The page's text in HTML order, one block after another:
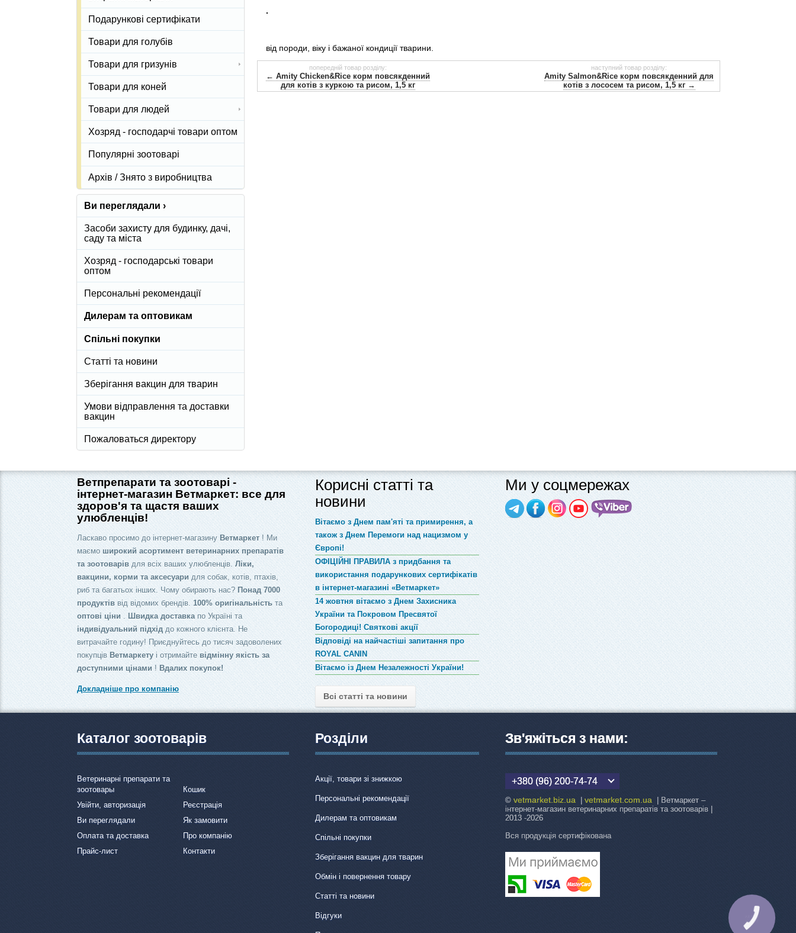
.
від породи, віку і бажаної кондиції тварини.
попередній товар розділу:
← Amity Chicken&Rice корм повсякденний
для котів з куркою та рисом, 1,5 кг
наступний товар розділу:
Amity Salmon&Rice корм повсякденний для
котів з лососем та рисом, 1,5 кг →
Подарункові сертифікати
Товари для голубів
Товари для гризунів
Товари для коней
Товари для людей
Хозряд - господарчі товари оптом
Популярні зоотоварі
Архів / Знято з виробництва
Ви переглядали ›
Засоби захисту для будинку, дачі,
саду та міста
Хозряд - господарські товари
оптом
Персональні рекомендації
Дилерам та оптовикам
Спільні покупки
Статті та новини
Зберігання вакцин для тварин
Умови відправлення та доставки
вакцин
Пожаловаться директору
Ветпрепарати та зоотоварі -
інтернет-магазин Ветмаркет: все для
здоров'я та щастя ваших
улюбленців!
Ласкаво просимо до інтернет-магазину Ветмаркет ! Ми
маємоширокий асортимент ветеринарних препаратів
та зоотоварів для всіх ваших улюбленців.Ліки,
вакцини, корми та аксесуаридля собак, котів, птахів,
риб та багатьох інших. Чому обирають нас? Понад 7000
продуктів від відомих брендів.100% оригінальність та
оптові ціни. Швидка доставкапо Україні та
індивідуальний підхід до кожного клієнта. Не
витрачайте годину! Приєднуйтесь до тисяч задоволених
покупців Ветмаркетуі отримайте відмінну якість за
доступними цінами ! Вдалих покупок!
Докладніше про компанію
Корисні статті та
новини
Вітаємо з Днем пам'яті та примирення, а
також з Днем Перемоги над нацизмом у
Європі!
ОФІЦІЙНІ ПРАВИЛА з придбання та
використання подарункових сертифікатів
в інтернет-магазині «Ветмаркет»
14 жовтня вітаємо з Днем Захисника
України та Покровом Пресвятої
Богородиці! Святкові акції
Відповіді на найчастіші запитання про
ROYAL CANIN
Вітаємо із Днем Незалежності України!
Всі статті та новини
Ми у соцмережах
Каталог зоотоварів
Ветеринарні препарати та
зоотовары
Кошик
Увійти, авторизація
Реєстрація
Ви переглядали
Як замовити
Оплата та доставка
Про компанію
Прайс-лист
Контакти
Розділи
Акції, товари зі знижкою
Персональні рекомендації
Дилерам та оптовикам
Спільні покупки
Зберігання вакцин для тварин
Обмін і повернення товару
Статті та новини
Відгуки
Зв'яжіться з нами:
+380 (96) 200-74-74
©vetmarket.biz.ua |vetmarket.com.ua | Ветмаркет –
інтернет-магазин ветеринарних препаратів та зоотоварів |
2013 -2026
Вся продукція сертифікована
КНОПКА
ЗВ'ЯЗКУ